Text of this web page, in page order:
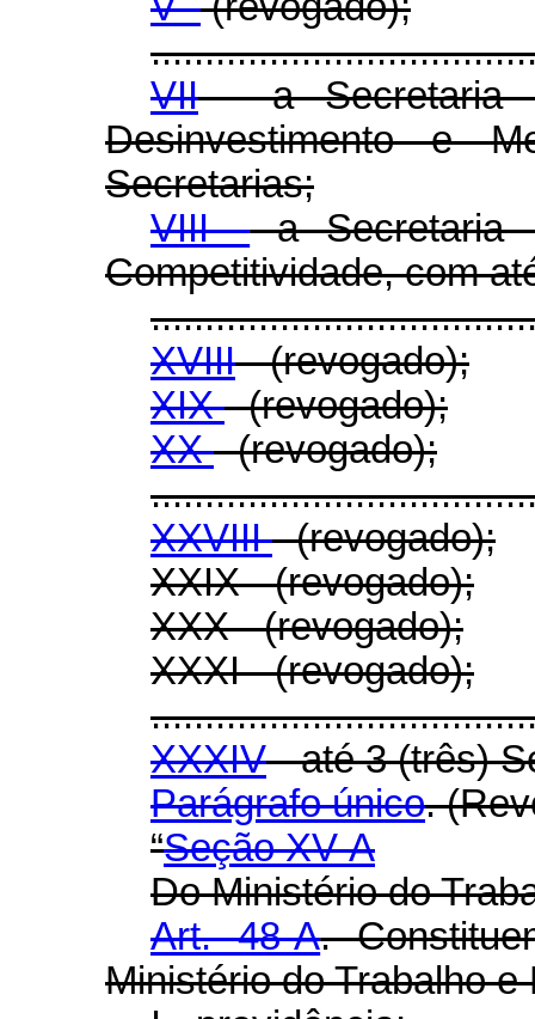
VII- a Secretaria
Desinvestimento e
Secretarias;
VIII -a Secretaria
Competitividade, com
XVIII- (revogado);
XIX- (revogado);
XX- (revogado);
XXVIII- (revogado);
XXIX - (revogado);
XXX - (revogado);
XXXI - (revogado);
XXXIV- até 3 (três)
Parágrafo único.
“Seção XV-A
Do Ministério do
Art. 48-A.
Ministério do Trabalho e